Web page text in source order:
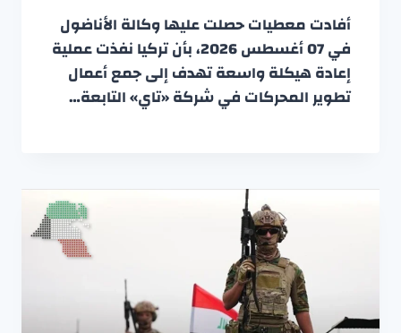
أفادت معطيات حصلت عليها وكالة الأناضول
في 07 أغسطس 2026، بأن تركيا نفذت عملية
إعادة هيكلة واسعة تهدف إلى جمع أعمال
تطوير المحركات في شركة «تاي» التابعة…